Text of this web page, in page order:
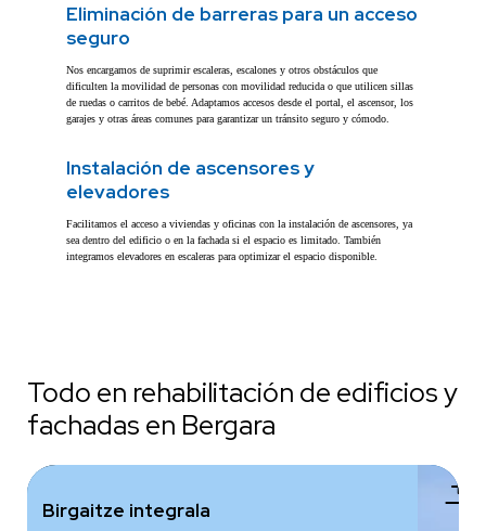
Eliminación de barreras para un acceso
seguro
Nos encargamos de suprimir escaleras, escalones y otros obstáculos que
dificulten la movilidad de personas con movilidad reducida o que utilicen sillas
de ruedas o carritos de bebé. Adaptamos accesos desde el portal, el ascensor, los
garajes y otras áreas comunes para garantizar un tránsito seguro y cómodo.
Instalación de ascensores y
elevadores
Facilitamos el acceso a viviendas y oficinas con la instalación de ascensores, ya
sea dentro del edificio o en la fachada si el espacio es limitado. También
integramos elevadores en escaleras para optimizar el espacio disponible.
Todo en rehabilitación de edificios y
fachadas en Bergara
Birgaitze integrala
add